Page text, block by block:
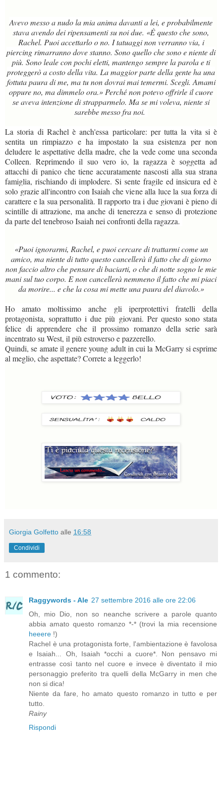
Avevo messo a nudo la mia anima davanti a lei, e probabilmente
stava avendo dei ripensamenti su noi due. «È questo che sono,
Rachel. Puoi accettarlo o no. I tatuaggi non verranno via, i
piercing rimarranno dove stanno. Sono quello che sono e niente di
più. Sono leale con pochi eletti, mantengo sempre la parola e ti
proteggerò a costo della vita. La maggior parte della gente ha una
fottuta paura di me, ma tu non dovrai mai temermi. Scegli. Amami
oppure no, ma dimmelo ora.» Perché non potevo offrirle il cuore
se aveva intenzione di strapparmelo. Ma se mi voleva, niente si
sarebbe messo fra noi.
La storia di Rachel è anch'essa particolare: per tutta la vita si è
sentita un rimpiazzo e ha impostato la sua esistenza per non
deludere le aspettative della madre, che la vede come una seconda
Colleen. Reprimendo il suo vero io, la ragazza è soggetta ad
attacchi di panico che tiene accuratamente nascosti alla sua strana
famiglia, rischiando di implodere. Si sente fragile ed insicura ed è
solo grazie all'incontro con Isaiah che viene alla luce la sua forza di
carattere e la sua personalità. Il rapporto tra i due giovani è pieno di
scintille di attrazione, ma anche di tenerezza e senso di protezione
da parte del tenebroso Isaiah nei confronti della ragazza.
«Puoi ignorarmi, Rachel, e puoi cercare di trattarmi come un
amico, ma niente di tutto questo cancellerà il fatto che di giorno
non faccio altro che pensare di baciarti, o che di notte sogno le mie
mani sul tuo corpo. E non cancellerà nemmeno il fatto che mi piaci
da morire... e che la cosa mi mette una paura del diavolo.»
Ho amato moltissimo anche gli iperprotettivi fratelli della
protagonista, soprattutto i due più giovani. Per questo sono stata
felice di apprendere che il prossimo romanzo della serie sarà
incentrato su West, il più estroverso e pazzerello.
Quindi, se amate il genere young adult in cui la McGarry si esprime
al meglio, che aspettate? Correte a leggerlo!
Giorgia Golfetto alle 16:58
Condividi
1 commento:
Raggywords - Ale 27 settembre 2016 alle ore 22:06
Oh, mio Dio, non so neanche scrivere a parole quanto
abbia amato questo romanzo *-* (trovi la mia recensione
heeere !)
Rachel è una protagonista forte, l'ambientazione è favolosa
e Isaiah... Oh, Isaiah *occhi a cuore*. Non pensavo mi
entrasse così tanto nel cuore e invece è diventato il mio
personaggio preferito tra quelli della McGarry in men che
non si dica!
Niente da fare, ho amato questo romanzo in tutto e per
tutto.
Rainy
Rispondi